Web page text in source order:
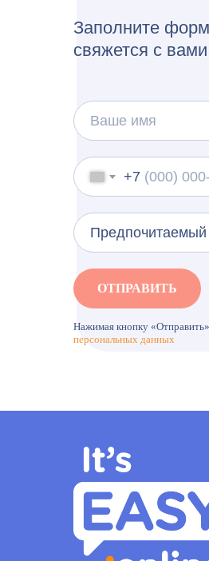
Заполните
свяжется с
+7
ОТПРАВИТЬ
Нажимая кнопку
персональных данных